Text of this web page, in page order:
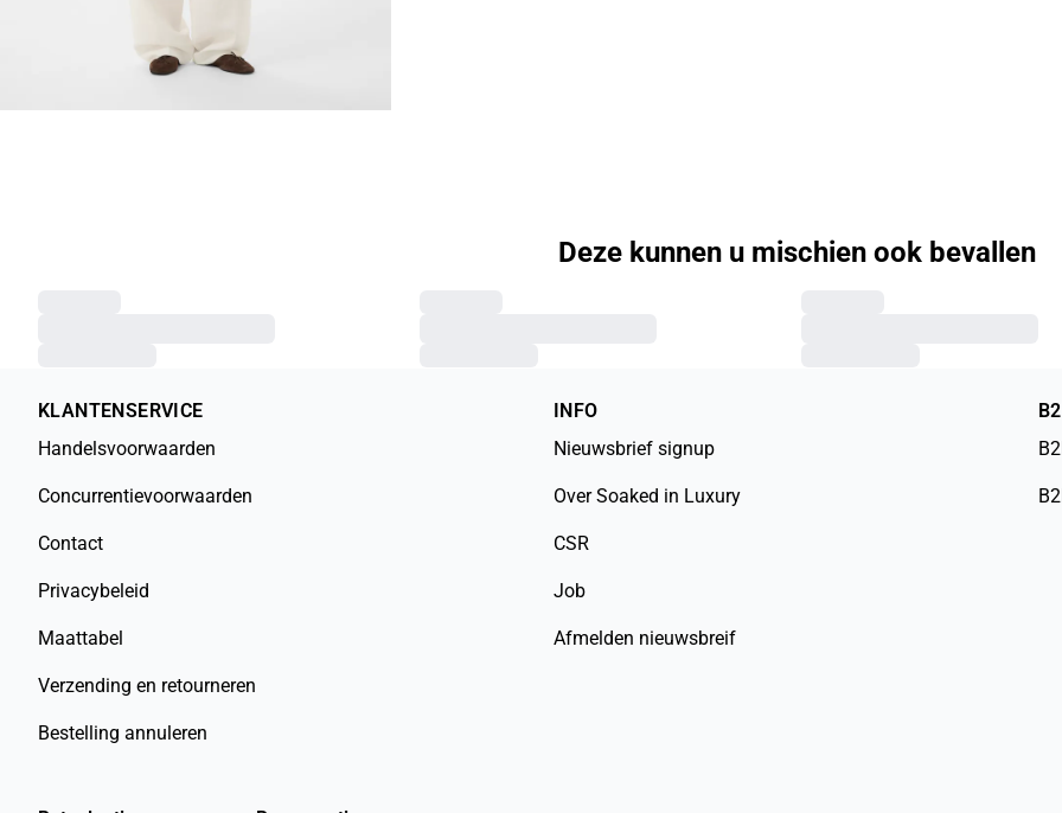
Deze kunnen u mischien ook bevallen
KLANTENSERVICE
Handelsvoorwaarden
Concurrentievoorwaarden
Contact
Privacybeleid
Maattabel
Verzending en retourneren
Bestelling annuleren
INFO
Nieuwsbrief signup
Over Soaked in Luxury
CSR
Job
Afmelden nieuwsbreif